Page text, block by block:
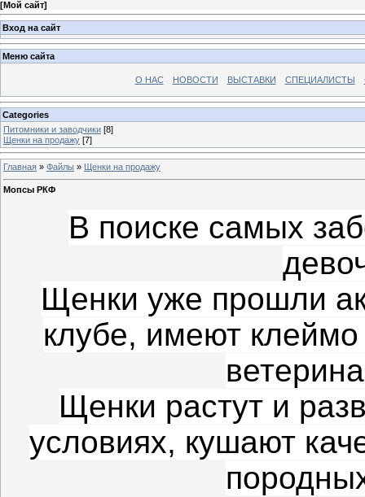
[Мой сайт]
Вход на сайт
Меню сайта
О НАС НОВОСТИ ВЫСТАВКИ СПЕЦИАЛИСТЫ
Categories
Питомники и заводчики [8]
Щенки на продажу [7]
Главная » Файлы » Щенки на продажу
Мопсы РКФ
В поиске самых
Щенки уже прошли
клубе, имеют
Щенки растут и
условиях, кушают